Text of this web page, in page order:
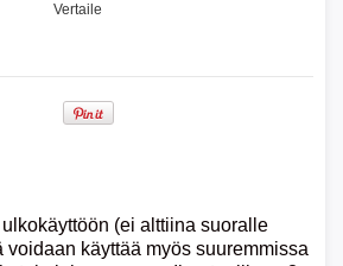
Vertaile
(ei alttiina suoralle
voidaan käyttää myös suuremmissa